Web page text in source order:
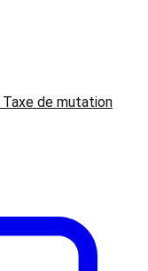
Taxe de mutation